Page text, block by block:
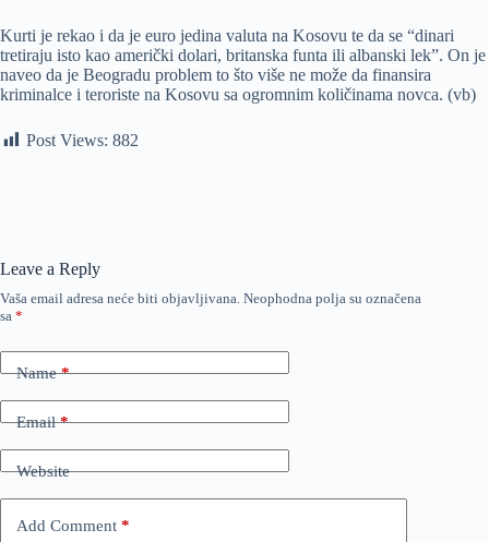
Kurti je rekao i da je euro jedina valuta na Kosovu te da se “dinari
tretiraju isto kao američki dolari, britanska funta ili albanski lek”. On je
naveo da je Beogradu problem to što više ne može da finansira
kriminalce i teroriste na Kosovu sa ogromnim količinama novca. (vb)
Post Views: 882
Leave a Reply
Vaša email adresa neće biti objavljivana. Neophodna polja su označena
sa *
Name*
Email*
Website
Add Comment *